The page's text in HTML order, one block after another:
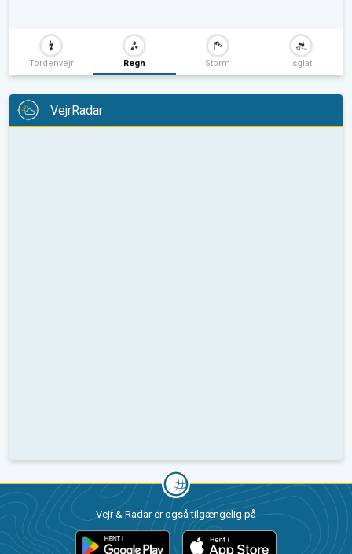
Tordenvejr Regn Storm Isglat
VejrRadar
Vejr & Radar er også tilgængelig på